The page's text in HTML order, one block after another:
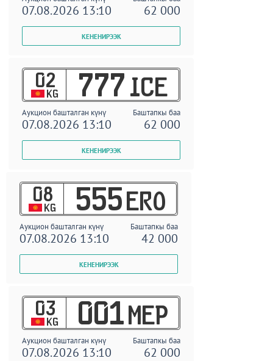
07.08.2026 13:10 62 000
02
KG 777 ICE
Аукцион башталган күнү Баштапкы баа
07.08.2026 13:10 62 000
08
KG 555 ERO
Аукцион башталган күнү Баштапкы баа
07.08.2026 13:10 42 000
03
KG 001 MEP
Аукцион башталган күнү Баштапкы баа
07.08.2026 13:10 62 000